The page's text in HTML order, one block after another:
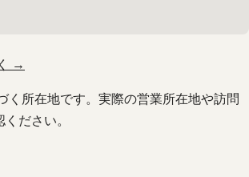
→
く所在地です。実際の営業所在地や訪問
ださい。